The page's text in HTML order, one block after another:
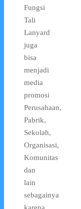
Fungsi
Tali
Lanyard
juga
bisa
menjadi
media
promosi
Perusahaan,
Pabrik,
Sekolah,
Organisasi,
Komunitas
dan
lain
sebagainya